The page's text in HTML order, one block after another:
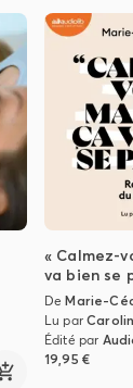
« Calmez-
va bien se
DeMarie-
Lu par
Édité par
19,95 €